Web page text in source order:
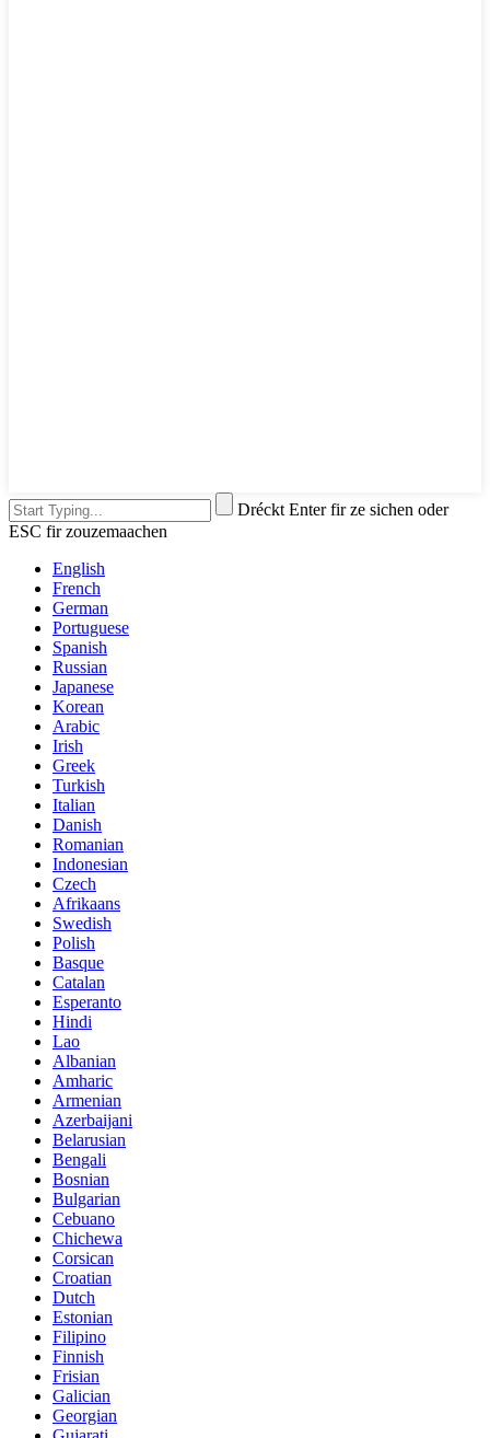
Dréckt Enter fir ze sichen oder
ESC fir zouzemaachen
English
French
German
Portuguese
Spanish
Russian
Japanese
Korean
Arabic
Irish
Greek
Turkish
Italian
Danish
Romanian
Indonesian
Czech
Afrikaans
Swedish
Polish
Basque
Catalan
Esperanto
Hindi
Lao
Albanian
Amharic
Armenian
Azerbaijani
Belarusian
Bengali
Bosnian
Bulgarian
Cebuano
Chichewa
Corsican
Croatian
Dutch
Estonian
Filipino
Finnish
Frisian
Galician
Georgian